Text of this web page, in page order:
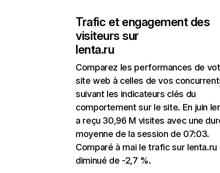
Trafic et engagement des
visiteurs sur
lenta.ru
Comparez les performances de
site web à celles de vos
suivant les indicateurs clés du
comportement sur le site. En juin
a reçu 30,96 M visites avec une
moyenne de la session de 07:03.
Comparé à mai le trafic sur lenta.ru
diminué de -2,7 %.